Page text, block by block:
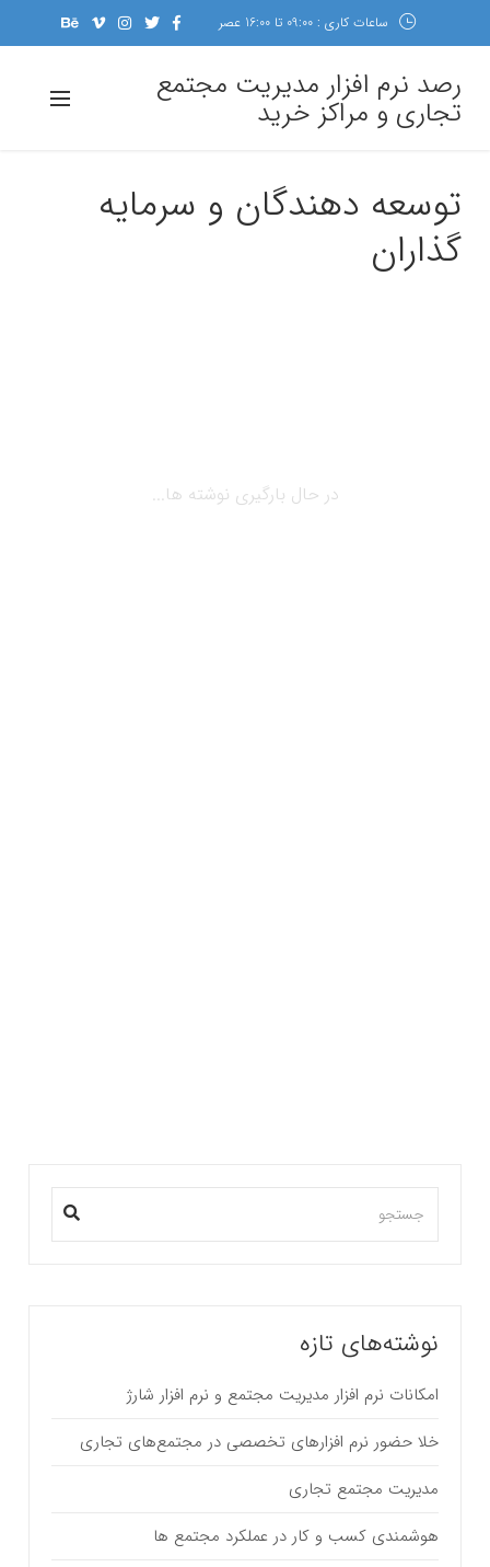
ساعات کاری : 09:00 تا 16:00 عصر
رصد نرم افزار مدیریت مجتمع
تجاری و مراکز خرید
توسعه دهندگان و سرمایه
گذاران
در حال بارگیری نوشته ها...
نوشته‌های تازه
امکانات نرم افزار مدیریت مجتمع و نرم افزار شارژ
خلا حضور نرم افزارهای تخصصی در مجتمع‌های تجاری
مدیریت مجتمع تجاری
هوشمندی کسب و کار در عملکرد مجتمع ها